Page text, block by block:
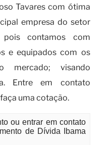
Tavares com ótima
empresa do setor
contamos com
e equipados com os
mercado; visando
Entre em contato
uma cotação.
ou entrar em contato
de Dívida Ibama